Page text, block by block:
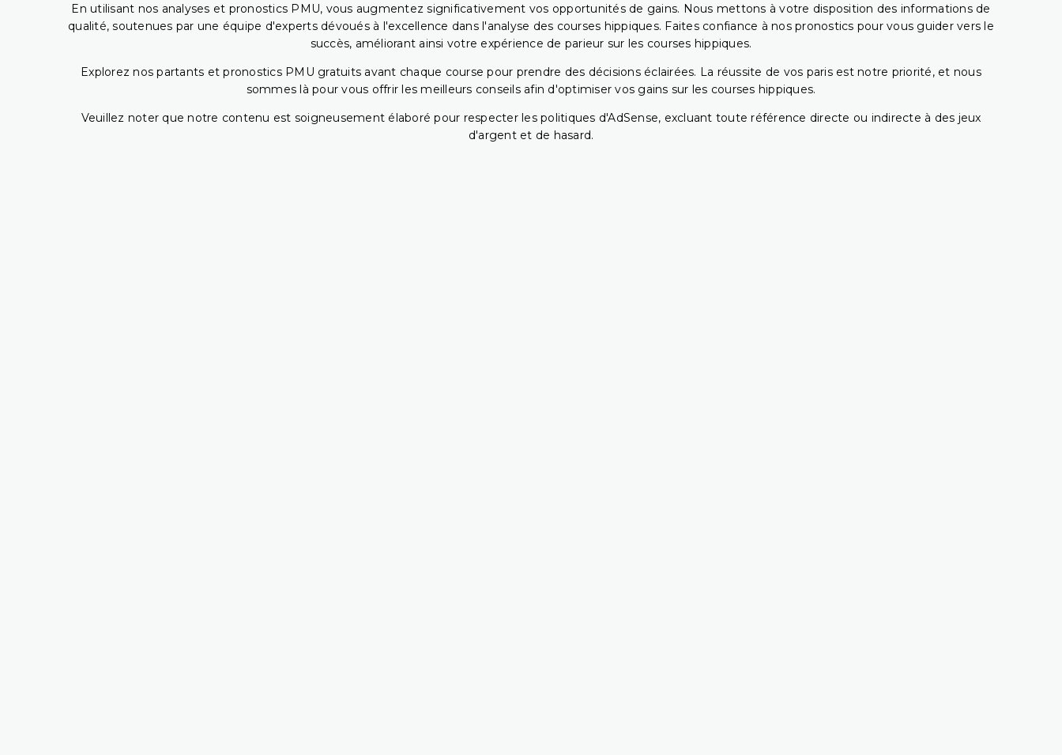
En utilisant nos analyses et pronostics PMU, vous augmentez significativement vos opportunités de gains. Nous mettons à votre disposition des informations de
qualité, soutenues par une équipe d'experts dévoués à l'excellence dans l'analyse des courses hippiques. Faites confiance à nos pronostics pour vous guider vers le
succès, améliorant ainsi votre expérience de parieur sur les courses hippiques.
Explorez nos partants et pronostics PMU gratuits avant chaque course pour prendre des décisions éclairées. La réussite de vos paris est notre priorité, et nous
sommes là pour vous offrir les meilleurs conseils afin d'optimiser vos gains sur les courses hippiques.
Veuillez noter que notre contenu est soigneusement élaboré pour respecter les politiques d'AdSense, excluant toute référence directe ou indirecte à des jeux
d'argent et de hasard.